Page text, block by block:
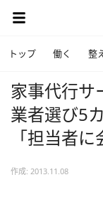
トップ 働く 整
家事代行
業者選び5
「担当者に
作成: 2013.11.08